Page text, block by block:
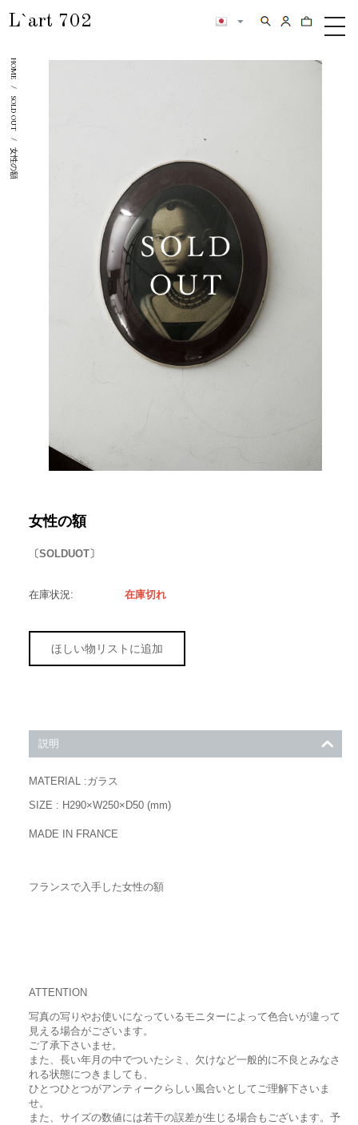
L`art 702
メ
検索 カートの内
HOME
/
SOLD OUT
/
女性の額
女性の額
〔SOLDUOT〕
在庫状況: 在庫切れ
ほしい物リストに追加
説明
MATERIAL :ガラス
SIZE : H290×W250×D50 (mm)
MADE IN FRANCE
フランスで入手した女性の額
ATTENTION
写真の写りやお使いになっているモニターによって色合いが違って
見える場合がございます。
ご了承下さいませ。
また、長い年月の中でついたシミ、欠けなど一般的に不良とみなさ
れる状態につきましても、
ひとつひとつがアンティークらしい風合いとしてご理解下さいま
せ。
また、サイズの数値には若干の誤差が生じる場合もございます。予